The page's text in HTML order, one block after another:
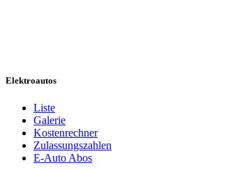
Elektroautos
Liste
Galerie
Kostenrechner
Zulassungszahlen
E-Auto Abos